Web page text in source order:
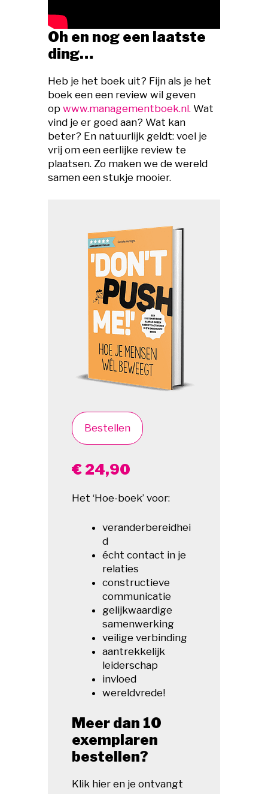
Oh en nog een laatste
ding…
Heb je het boek uit? Fijn als je het
boek een een review wil geven
op www.managementboek.nl. Wat
vind je er goed aan? Wat kan
beter? En natuurlijk geldt: voel je
vrij om een eerlijke review te
plaatsen. Zo maken we de wereld
samen een stukje mooier.
Bestellen
€ 24,90
Het ‘Hoe-boek’ voor:
veranderbereidhei
d
écht contact in je
relaties
constructieve
communicatie
gelijkwaardige
samenwerking
veilige verbinding
aantrekkelijk
leiderschap
invloed
wereldvrede!
Meer dan 10
exemplaren
bestellen?
Klik hier en je ontvangt